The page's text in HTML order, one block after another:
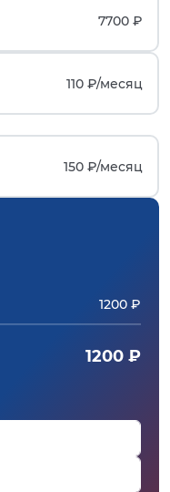
7700 ₽
110 ₽/месяц
150 ₽/месяц
1200 ₽
1200 ₽